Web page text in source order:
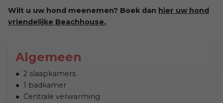
Wilt u uw hond meenemen? Boek dan hier uw hond
vriendelijke Beachhouse.
Algemeen
2 slaapkamers
1 badkamer
Centrale verwarming